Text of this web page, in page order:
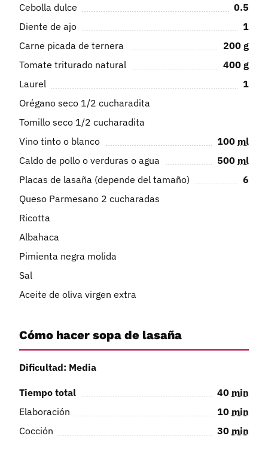
Cebolla dulce
0.5
Diente de ajo
1
Carne picada de ternera
200 g
Tomate triturado natural
400 g
Laurel
1
Orégano seco 1/2 cucharadita
Tomillo seco 1/2 cucharadita
Vino tinto o blanco
100 ml
Caldo de pollo o verduras o agua
500 ml
Placas de lasaña (depende del tamaño)
6
Queso Parmesano 2 cucharadas
Ricotta
Albahaca
Pimienta negra molida
Sal
Aceite de oliva virgen extra
Cómo hacer sopa de lasaña
Dificultad: Media
Tiempo total 40 min
Elaboración
10 min
Cocción
30 min